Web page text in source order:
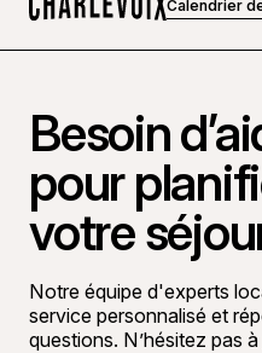
Calendrier
Besoin
pour
votre
Notre équipe d'experts
service personnalisé et
questions. N’hésitez pas à